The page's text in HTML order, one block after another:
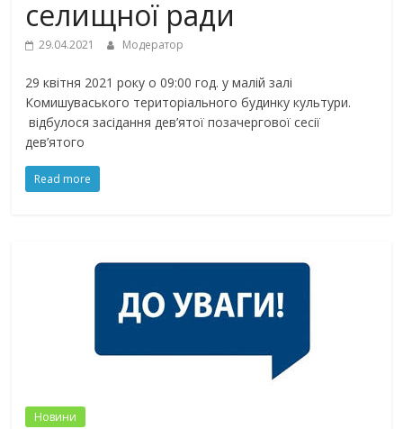
селищної ради
29.04.2021 Модератор
29 квітня 2021 року о 09:00 год. у малій залі
Комишуваського територіального будинку культури.
відбулося засідання дев’ятої позачергової сесії
дев’ятого
Read more
Новини